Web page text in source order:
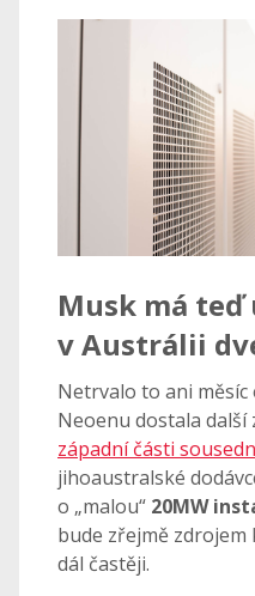
Musk má teď
v Austrálii
Netrvalo to ani měsíc
Neoenu dostala
západní části
jihoaustralské
o „malou“ 20MW
bude zřejmě
dál častěji.